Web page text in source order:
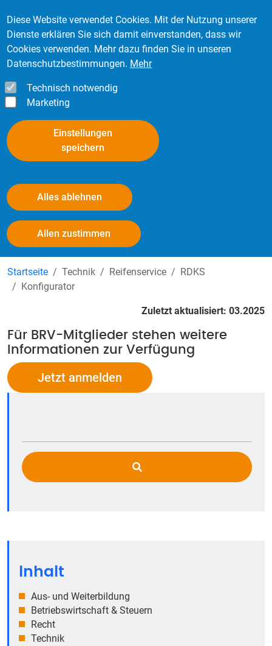
Diese Website verwendet Cookies. Mit der Nutzung unserer
Dienste erklären Sie sich damit einverstanden, dass wir
Cookies verwenden. Mehr dazu finden Sie in unseren
Datenschutzbestimmungen. Mehr
Technisch notwendig
Marketing
Einstellungen
speichern
Alles ablehnen
Allen zustimmen
Kontakt Login
RDKS-Konfigurator
Startseite Technik Reifenservice
RDKS
Konfigurator
Zuletzt aktualisiert: 03.2025
Für BRV-Mitglieder stehen weitere
Informationen zur Verfügung
Jetzt anmelden
Inhalt
Aus- und Weiterbildung
Betriebswirtschaft & Steuern
Recht
Technik